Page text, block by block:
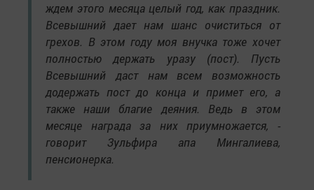
ждем этого месяца целый год, как праздник.
Всевышний дает нам шанс очиститься от
грехов. В этом году моя внучка тоже хочет
полностью держать уразу (пост). Пусть
Всевышний даст нам всем возможность
додержать пост до конца и примет его, а
также наши благие деяния. Ведь в этом
месяце награда за них приумножается, -
говорит Зульфира апа Мингалиева,
пенсионерка.